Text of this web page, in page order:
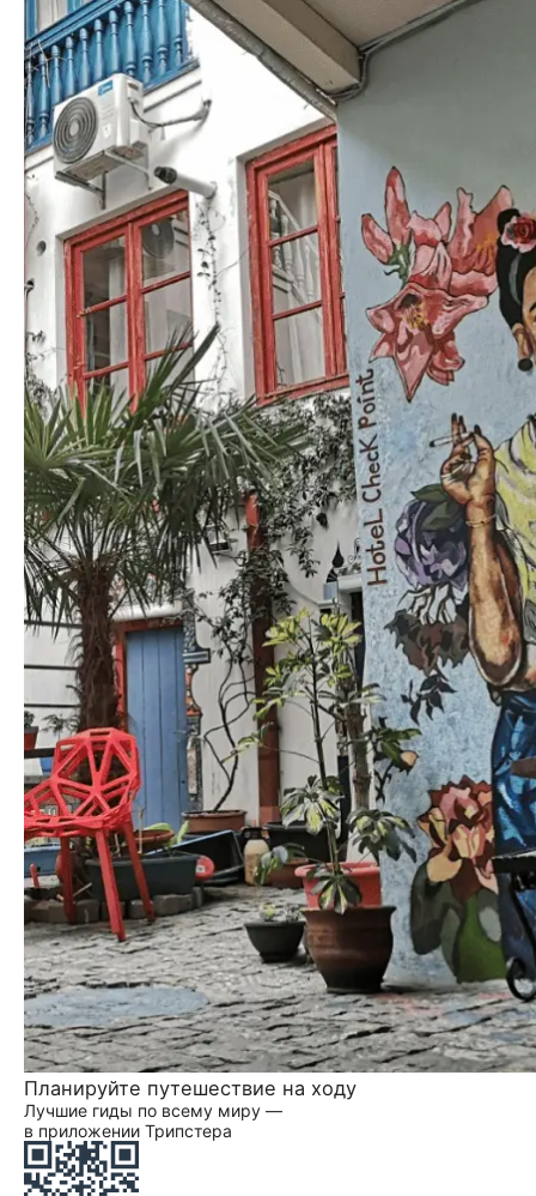
Планируйте путешествие на ходу
Лучшие гиды по всему миру —
в приложении Трипстера